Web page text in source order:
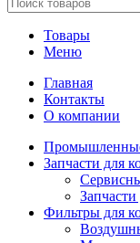
Товары
Меню
Главная
Контакты
О компании
Запчасти для
Фильтры для